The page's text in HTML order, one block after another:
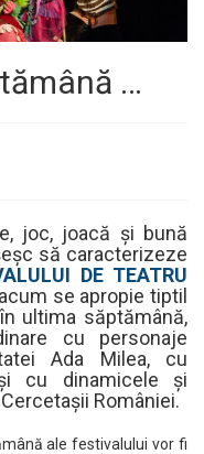
…
joc, joacă şi bună
să caracterizeze
DE TEATRU
se apropie tiptil
ultima săptămână,
cu personaje
Ada Milea, cu
cu dinamicele şi
României.
ale festivalului vor fi